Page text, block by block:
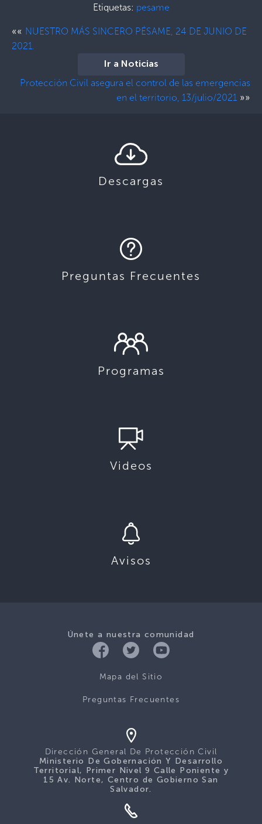
Etiquetas: pesame
«« NUESTRO MÁS SINCERO PÉSAME, 24 DE JUNIO DE
2021.
Ir a Noticias
Protección Civil asegura el control de las emergencias
en el territorio, 13/julio/2021 »»
Descargas
Preguntas Frecuentes
Programas
Videos
Avisos
Únete a nuestra comunidad
Mapa del Sitio
Preguntas Frecuentes
Dirección General De Protección Civil
Ministerio De Gobernación Y Desarrollo
Territorial, Primer Nivel 9 Calle Poniente y
15 Av. Norte, Centro de Gobierno San
Salvador.